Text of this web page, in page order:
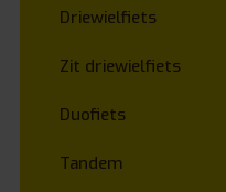
Driewielfiets
Zit driewielfiets
Duofiets
Tandem